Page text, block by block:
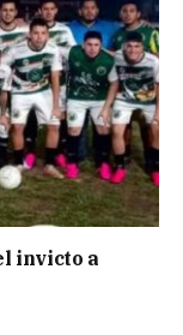
invicto a